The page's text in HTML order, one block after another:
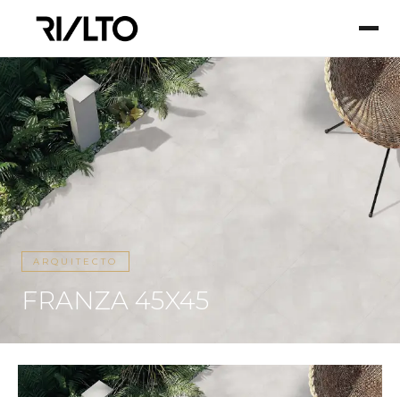
ARQUITECTO
FRANZA 45X45